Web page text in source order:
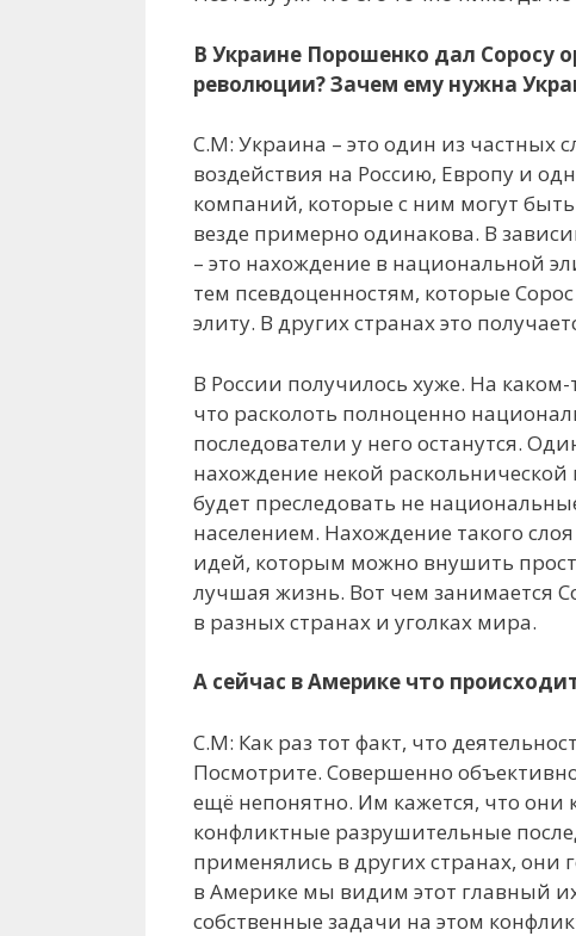
В Украине Порошенко дал Соросу
революции? Зачем ему нужна
С.М: Украина – это один из частных
воздействия на Россию, Европу и
компаний, которые с ним могут
везде примерно одинакова. В
– это нахождение в национальной
тем псевдоценностям, которые
элиту. В других странах это
В России получилось хуже. На
что расколоть полноценно
последователи у него останутся.
нахождение некой
будет преследовать не
населением. Нахождение такого
идей, которым можно внушить
лучшая жизнь. Вот чем занимается
в разных странах и уголках мира.
А сейчас в Америке что
С.М: Как раз тот факт, что
Посмотрите. Совершенно
ещё непонятно. Им кажется, что
конфликтные разрушительные
применялись в других странах, они
в Америке мы видим этот главный
собственные задачи на этом